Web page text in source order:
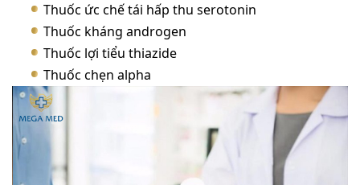
Thuốc ức chế tái hấp thu serotonin
Thuốc kháng androgen
Thuốc lợi tiểu thiazide
Thuốc chẹn alpha